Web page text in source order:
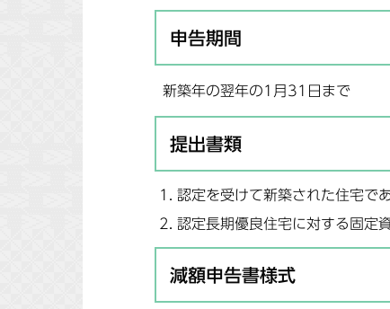
申告期間
新築年の翌年の1月31日まで
提出書類
認定を受けて新築された住宅で
認定長期優良住宅に対する固定
減額申告書様式